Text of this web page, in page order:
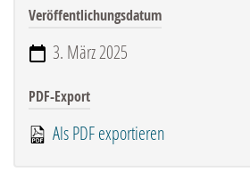
Veröffentlichungsdatum
3. März 2025
PDF-Export
Als PDF exportieren